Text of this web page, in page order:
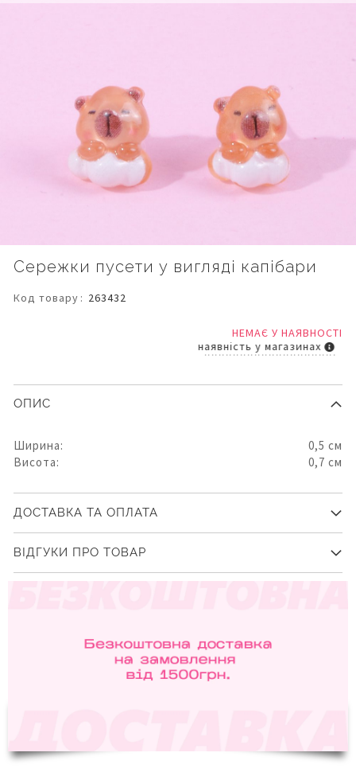
Сережки пусети у вигляді капібари
Код товару 263432
НЕМАЄ У НАЯВНОСТІ
наявність у магазинах
галереї
ОПИС
Ширина:
0,5 см
Висота:
0,7 см
ДОСТАВКА ТА ОПЛАТА
ВІДГУКИ ПРО ТОВАР